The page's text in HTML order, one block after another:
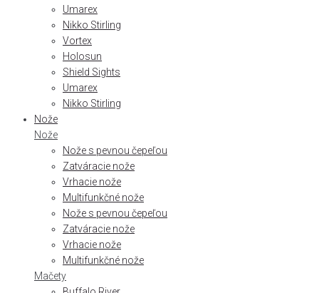
Umarex
Nikko Stirling
Vortex
Holosun
Shield Sights
Umarex
Nikko Stirling
Nože
Nože
Nože s pevnou čepeľou
Zatváracie nože
Vrhacie nože
Multifunkčné nože
Nože s pevnou čepeľou
Zatváracie nože
Vrhacie nože
Multifunkčné nože
Mačety